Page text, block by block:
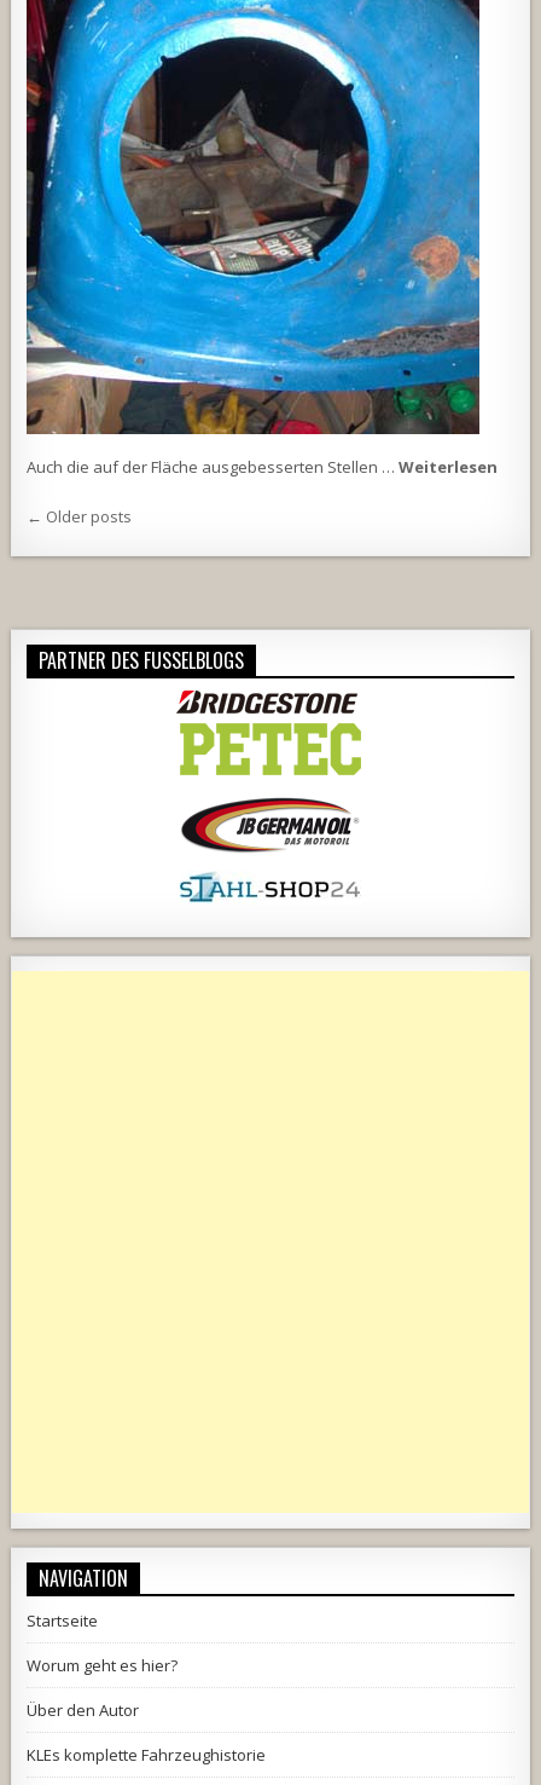
Auch die auf der Fläche ausgebesserten Stellen …Weiterlesen
Beitragsnavigation
← Older posts
PARTNER DES FUSSELBLOGS
NAVIGATION
Startseite
Worum geht es hier?
Über den Autor
KLEs komplette Fahrzeughistorie